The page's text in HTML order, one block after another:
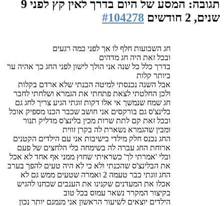
תגובה: המסע של היום בדרך לאין קץ
לפני 9
שנים, 2 חודשים
#104278
חג השבועות חלף לו אך לפני כמה רגעים
ובכל זאת היה חג מדהים
בדרך כלל כל שנה אני הולך לישון לפני החג כך אהיה ער
ביותר קלות
אבל השנה נכנסתי למיטה הבנתי שלא ארדם בקלות
ולכן החלטתי לצאת פתחתי את הגמרא ושלחתי לחבר
חג שמח שנמשך אי אלו דקות זוגתי הגיע צריך לחג גם
בלינצ'ס גם בורקסים אני חושב שכבר הכנו מספיק אוכל
ובכל זאת קם לתת שרות מכין בלינצ'ס מדליק תנור
ומבין שהגמרא נשארת לה בקרן זווית
החג נכנס חלק מילדי בישיבות אני עם הילדים הקטנים
ארוחת החג עברה לה בשימחה בלי הלחצים של פעם
ובלי 'אמרתי לך' כשראיתי שחוץ ממני אף אחד לא אכל
את הבלינצ'ס שהכנתי ולא כי לא היה טעים להפך בערב
החג זוגתי כבר טעמה 2 ואמרה שטעים ממש גם לא
אכלו את המעדנים שקנינו את הענבים שכחנו להגיש
בקיצור המקרר נשאר עמוס בכל טוב
הילדים יוצאים לשיעור הראשון אני מנמנם יותר נכון